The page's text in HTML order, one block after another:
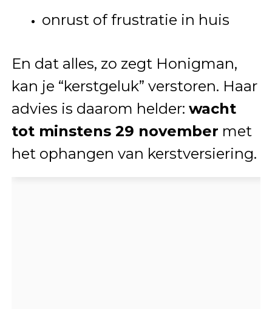
onrust of frustratie in huis
En dat alles, zo zegt Honigman,
kan je “kerstgeluk” verstoren. Haar
advies is daarom helder: wacht
tot minstens 29 november met
het ophangen van kerstversiering.